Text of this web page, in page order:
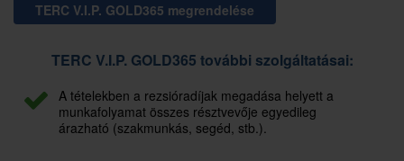
TERC V.I.P. GOLD365 megrendelése
TERC V.I.P. GOLD365 további szolgáltatásai:
A tételekben a rezsióradíjak megadása helyett a
munkafolyamat összes résztvevője egyedileg
árazható (szakmunkás, segéd, stb.).